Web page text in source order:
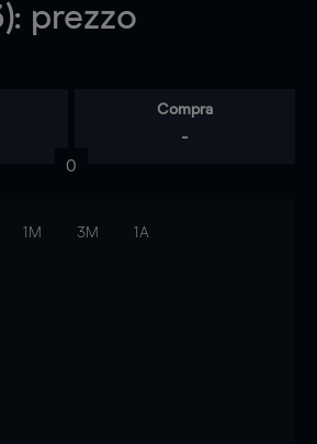
prezzo
Compra
-
0
1M 3M 1A